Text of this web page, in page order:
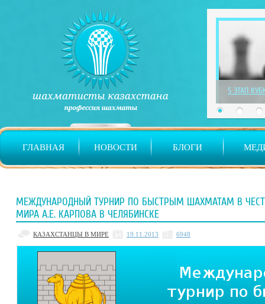
ГЛАВНАЯ НОВОСТИ БЛОГИ
1 ЭТАП
МЕЖДУНАРОДНЫЙ ТУРНИР ПО БЫСТРЫМ ШАХМАТАМ В
МИРА А.Е. КАРПОВА В ЧЕЛЯБИНСКЕ
КАЗАХСТАНЦЫ В МИРЕ 19.11.2013 6948